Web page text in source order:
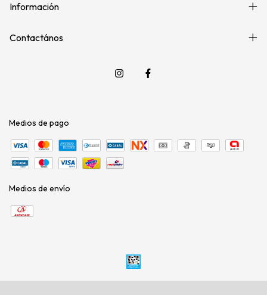
Información
Contactános
Medios de pago
Medios de envío